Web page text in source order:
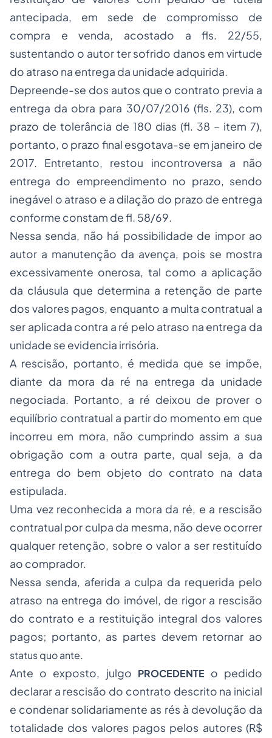
antecipada, em sede de compromisso de
compra e venda, acostado a fls. 22/55,
sustentando o autor ter sofrido danos em virtude
do atraso na entrega da unidade adquirida.
Depreende-se dos autos que o contrato previa a
entrega da obra para 30/07/2016 (fls. 23), com
prazo de tolerância de 180 dias (fl. 38 – item 7),
portanto, o prazo final esgotava-se em janeiro de
2017. Entretanto, restou incontroversa a não
entrega do empreendimento no prazo, sendo
inegável o atraso e a dilação do prazo de entrega
conforme constam de fl. 58/69.
Nessa senda, não há possibilidade de impor ao
autor a manutenção da avença, pois se mostra
excessivamente onerosa, tal como a aplicação
da cláusula que determina a retenção de parte
dos valores pagos, enquanto a multa contratual a
ser aplicada contra a ré pelo atraso na entrega da
unidade se evidencia irrisória.
A rescisão, portanto, é medida que se impõe,
diante da mora da ré na entrega da unidade
negociada. Portanto, a ré deixou de prover o
equilíbrio contratual a partir do momento em que
incorreu em mora, não cumprindo assim a sua
obrigação com a outra parte, qual seja, a da
entrega do bem objeto do contrato na data
estipulada.
Uma vez reconhecida a mora da ré, e a rescisão
contratual por culpa da mesma, não deve ocorrer
qualquer retenção, sobre o valor a ser restituído
ao comprador.
Nessa senda, aferida a culpa da requerida pelo
atraso na entrega do imóvel, de rigor a rescisão
do contrato e a restituição integral dos valores
pagos; portanto, as partes devem retornar ao
status quo ante.
Ante o exposto, julgo PROCEDENTE o pedido
declarar a rescisão do contrato descrito na inicial
e condenar solidariamente as rés à devolução da
totalidade dos valores pagos pelos autores (R$